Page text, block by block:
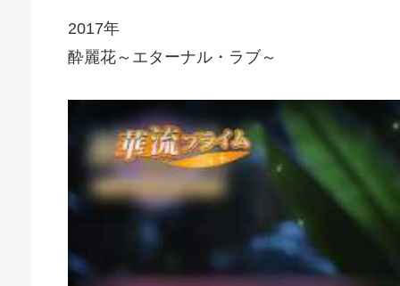
2017年
酔麗花～エターナル・ラブ～